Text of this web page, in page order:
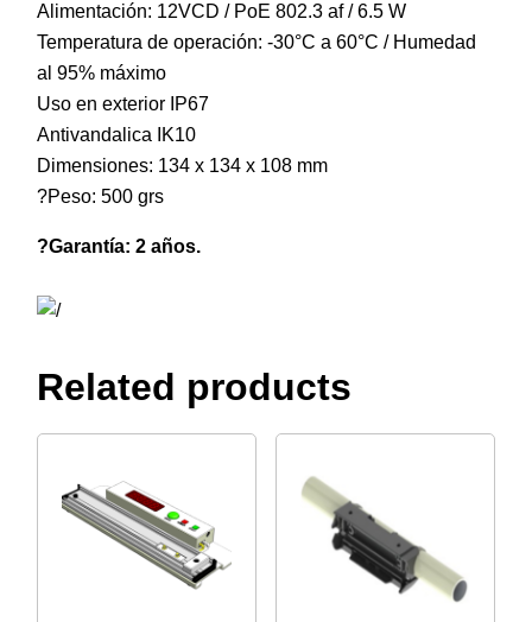
Alimentación: 12VCD / PoE 802.3 af / 6.5 W
Temperatura de operación: -30°C a 60°C / Humedad
al 95% máximo
Uso en exterior IP67
Antivandalica IK10
Dimensiones: 134 x 134 x 108 mm
?Peso: 500 grs
?Garantía: 2 años.
Related products